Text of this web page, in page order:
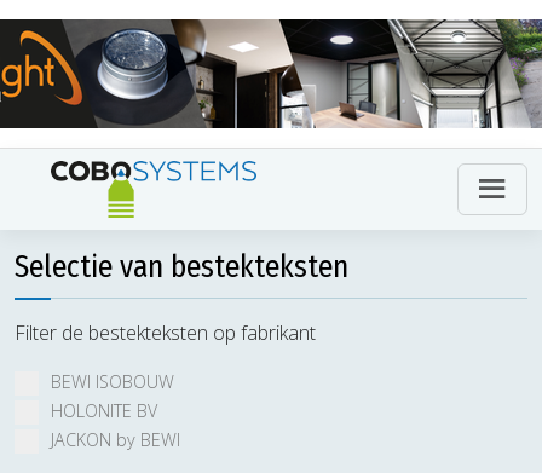
Selectie van bestekteksten
Filter de bestekteksten op fabrikant
BEWI ISOBOUW
HOLONITE BV
JACKON by BEWI